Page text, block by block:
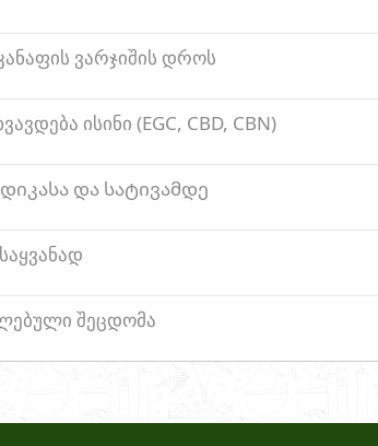
ვარჯიშის დროს
ისინი (EGC, CBD, CBN)
და სატივამდე
შეცდომა